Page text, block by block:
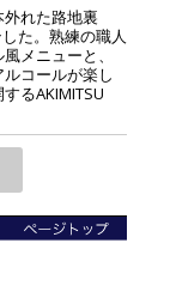
れた路地裏
た。熟練の職人
メニューと、
コールが楽し
るAKIMITSU